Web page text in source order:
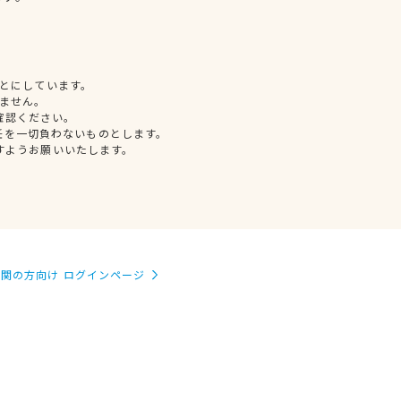
しています。
せん。
ください。
一切負わないものとします。
うお願いいたします。
の方向け ログインページ